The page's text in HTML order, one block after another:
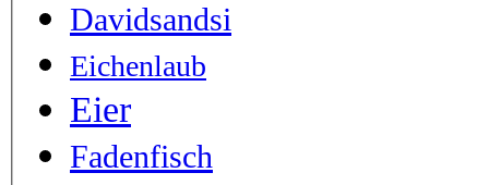
Davidsandsi
Eichenlaub
Eier
Fadenfisch